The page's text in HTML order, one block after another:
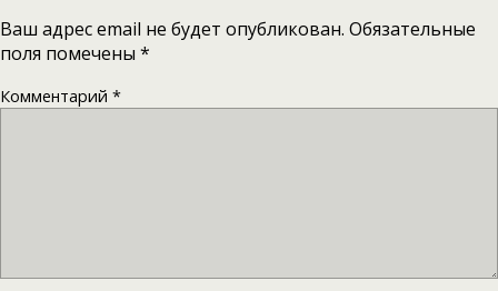
Ваш адрес email не будет опубликован. Обязательные
поля помечены *
Комментарий *